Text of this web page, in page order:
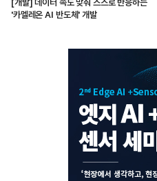
[개발] 데이터 속도 맞춰 스스로 반응하는
'카멜레온 AI 반도체' 개발